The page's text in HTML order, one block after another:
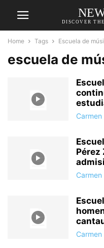
DISCOVER
Home Tags Escuela de
escuela de
Pérez